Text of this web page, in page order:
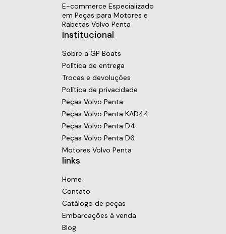
E-commerce Especializado
em Peças para Motores e
Rabetas Volvo Penta
Institucional
Sobre a GP Boats
Política de entrega
Trocas e devoluções
Política de privacidade
Peças Volvo Penta
Peças Volvo Penta KAD44
Peças Volvo Penta D4
Peças Volvo Penta D6
Motores Volvo Penta
links
Home
Contato
Catálogo de peças
Embarcações à venda
Blog